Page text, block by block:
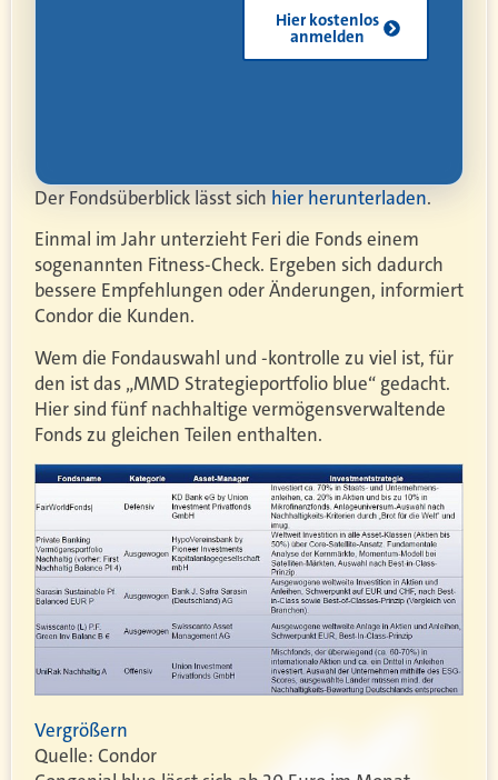
Kostenlos
herunterladen
Der Fondsüberblick lässt sich hier herunterladen.
Einmal im Jahr unterzieht Feri die Fonds einem
sogenannten Fitness-Check. Ergeben sich dadurch
bessere Empfehlungen oder Änderungen, informiert
Condor die Kunden.
Wem die Fondauswahl und -kontrolle zu viel ist, für
den ist das „MMD Strategieportfolio blue“ gedacht.
Hier sind fünf nachhaltige vermögensverwaltende
Fonds zu gleichen Teilen enthalten.
Vergrößern
Quelle: Condor